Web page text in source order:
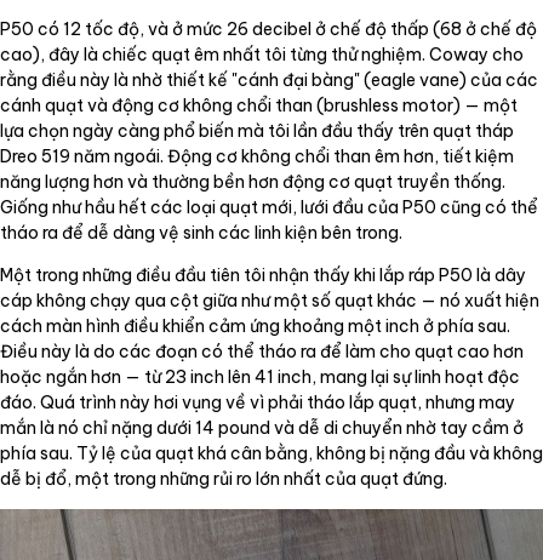
P50 có 12 tốc độ, và ở mức 26 decibel ở chế độ thấp (68 ở chế độ
cao), đây là chiếc quạt êm nhất tôi từng thử nghiệm. Coway cho
rằng điều này là nhờ thiết kế "cánh đại bàng" (eagle vane) của các
cánh quạt và động cơ không chổi than (brushless motor) — một
lựa chọn ngày càng phổ biến mà tôi lần đầu thấy trên quạt tháp
Dreo 519 năm ngoái. Động cơ không chổi than êm hơn, tiết kiệm
năng lượng hơn và thường bền hơn động cơ quạt truyền thống.
Giống như hầu hết các loại quạt mới, lưới đầu của P50 cũng có thể
tháo ra để dễ dàng vệ sinh các linh kiện bên trong.
Một trong những điều đầu tiên tôi nhận thấy khi lắp ráp P50 là dây
cáp không chạy qua cột giữa như một số quạt khác — nó xuất hiện
cách màn hình điều khiển cảm ứng khoảng một inch ở phía sau.
Điều này là do các đoạn có thể tháo ra để làm cho quạt cao hơn
hoặc ngắn hơn — từ 23 inch lên 41 inch, mang lại sự linh hoạt độc
đáo. Quá trình này hơi vụng về vì phải tháo lắp quạt, nhưng may
mắn là nó chỉ nặng dưới 14 pound và dễ di chuyển nhờ tay cầm ở
phía sau. Tỷ lệ của quạt khá cân bằng, không bị nặng đầu và không
dễ bị đổ, một trong những rủi ro lớn nhất của quạt đứng.